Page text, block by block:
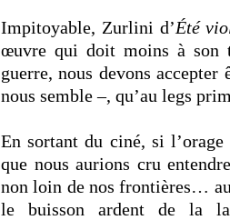
Impitoyable, Zurlini d’Été
œuvre qui doit moins à son
guerre, nous devons accepter
nous semble –, qu’au legs
En sortant du ciné, si
que nous aurions cru
non loin de nos frontières…
le buisson ardent de la